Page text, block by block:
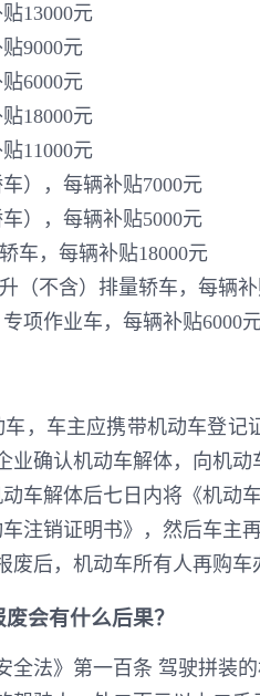
13000元
9000元
6000元
18000元
11000元
），每辆补贴7000元
），每辆补贴5000元
车，每辆补贴18000元
（不含）排量轿车，每辆补
项作业车，每辆补贴6000元
，车主应携带机动车登
业确认机动车解体，向机动
车解体后七日内将《机动
注销证明书》，然后车主
废后，机动车所有人再购
会有什么后果？
全法》第一百条 驾驶拼装